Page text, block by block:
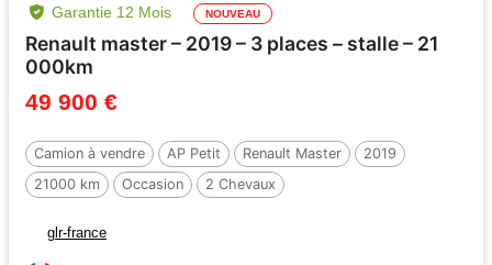
Garantie 12 Mois NOUVEAU
Renault master – 2019 – 3 places – stalle – 21
000km
49 900 €
Camion à vendre AP Petit Renault Master
2019
21000 km
Occasion 2 Chevaux
glr-france